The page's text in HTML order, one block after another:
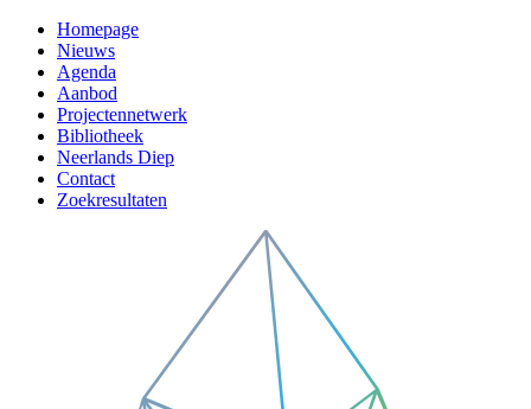
Homepage
Nieuws
Agenda
Aanbod
Projectennetwerk
Bibliotheek
Neerlands Diep
Contact
Zoekresultaten